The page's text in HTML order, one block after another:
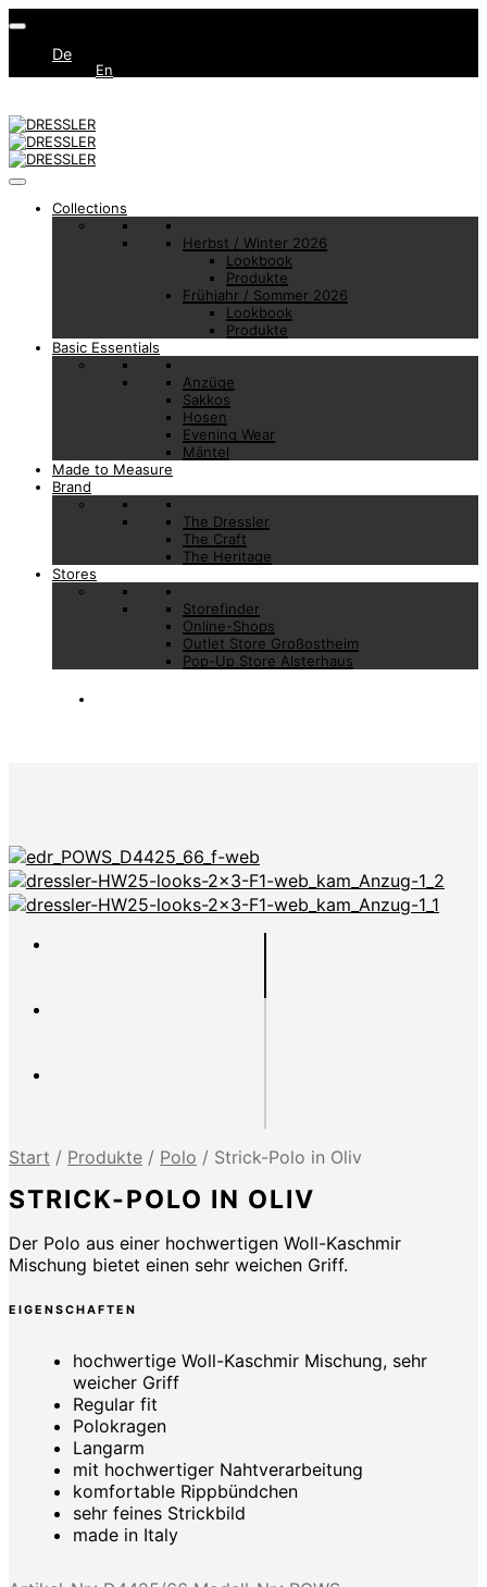
De
En
Collections
Herbst / Winter 2026
Lookbook
Produkte
Frühjahr / Sommer 2026
Lookbook
Produkte
Basic Essentials
Anzüge
Sakkos
Hosen
Evening Wear
Mäntel
Made to Measure
Brand
The Dressler
The Craft
The Heritage
Stores
Storefinder
Online-Shops
Outlet Store Großostheim
Pop-Up Store Alsterhaus
Start / Produkte / Polo / Strick-Polo in Oliv
STRICK-POLO IN OLIV
Der Polo aus einer hochwertigen Woll-Kaschmir
Mischung bietet einen sehr weichen Griff.
EIGENSCHAFTEN
hochwertige Woll-Kaschmir Mischung, sehr
weicher Griff
Regular fit
Polokragen
Langarm
mit hochwertiger Nahtverarbeitung
komfortable Rippbündchen
sehr feines Strickbild
made in Italy